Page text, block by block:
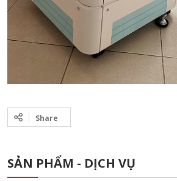
Share
SẢN PHẨM - DỊCH VỤ